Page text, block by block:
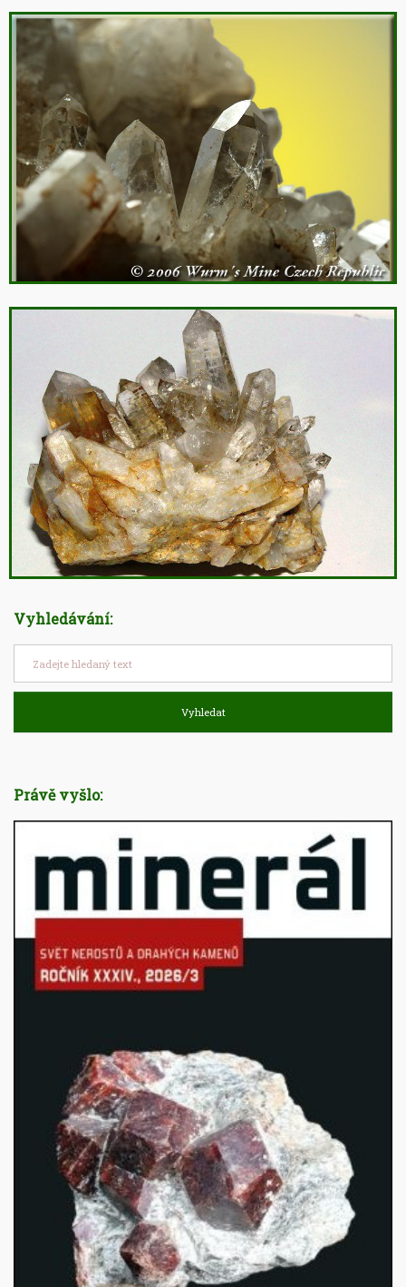
Vyhledávání:
Vyhledat
Právě vyšlo: